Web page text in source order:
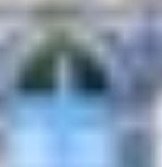
Rhone
Zuidwest Frankrijk